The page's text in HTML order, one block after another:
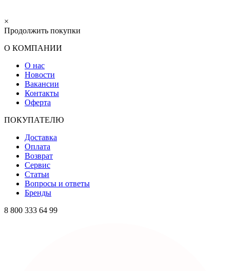
×
Продолжить покупки
О КОМПАНИИ
О нас
Новости
Вакансии
Контакты
Оферта
ПОКУПАТЕЛЮ
Доставка
Оплата
Возврат
Сервис
Статьи
Вопросы и ответы
Бренды
8 800 333 64 99